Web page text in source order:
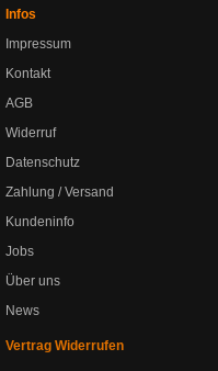
Infos
Impressum
Kontakt
AGB
Widerruf
Datenschutz
Zahlung / Versand
Kundeninfo
Jobs
Über uns
News
Vertrag Widerrufen